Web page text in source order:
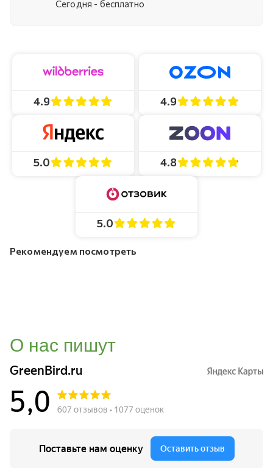
Cегодня - бесплатно
4.9 4.9
5.0 4.8
5.0
Рекомендуем посмотреть
О нас пишут